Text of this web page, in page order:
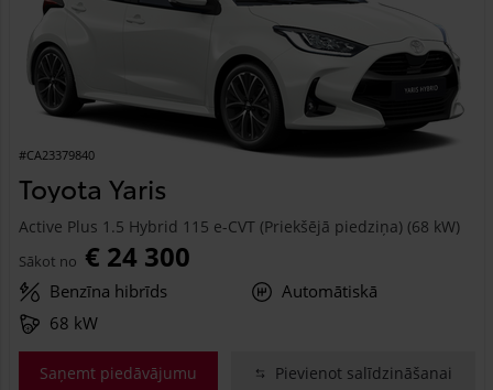
#CA23379840
Toyota Yaris
Active Plus 1.5 Hybrid 115 e-CVT (Priekšējā piedziņa) (68 kW)
Sākot no € 24 300
Benzīna hibrīds
Automātiskā
68 kW
Saņemt piedāvājumu Pievienot salīdzināšanai